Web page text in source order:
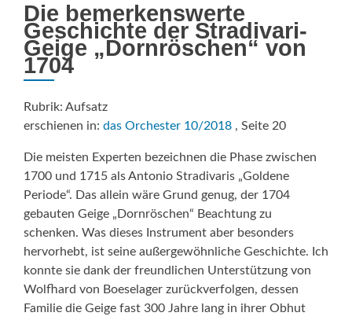
Die bemerkenswerte
Geschichte der Stradivari-
Geige „Dornröschen“ von
1704
Rubrik: Aufsatz
erschienen in: das Orchester 10/2018 , Seite 20
Die meisten Experten bezeichnen die Phase zwischen
1700 und 1715 als Antonio Stradivaris „Goldene
Periode“. Das allein wäre Grund genug, der 1704
gebauten Geige „Dornröschen“ Beachtung zu
schenken. Was dieses Instrument aber besonders
hervorhebt, ist seine außergewöhnliche Geschichte. Ich
konnte sie dank der freundlichen Unterstützung von
Wolfhard von Boeselager zurückverfolgen, dessen
Familie die Geige fast 300 Jahre lang in ihrer Obhut